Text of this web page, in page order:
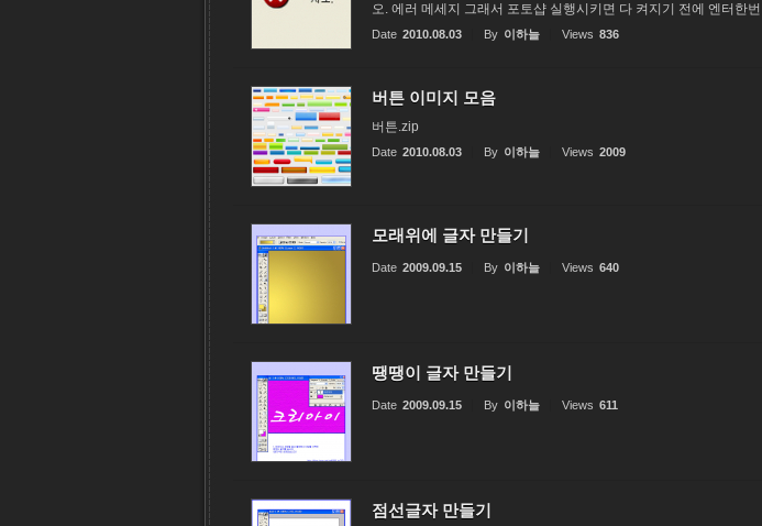
오. 에러 메세지 그래서 포토샵 실행시키면 다 켜지기 전에 엔터한
Date 2010.08.03 By 이하늘 Views 836
버튼 이미지 모음
버튼.zip
Date 2010.08.03 By 이하늘 Views 2009
모래위에 글자 만들기
Date 2009.09.15 By 이하늘 Views 640
땡땡이 글자 만들기
Date 2009.09.15 By 이하늘 Views 611
점선글자 만들기